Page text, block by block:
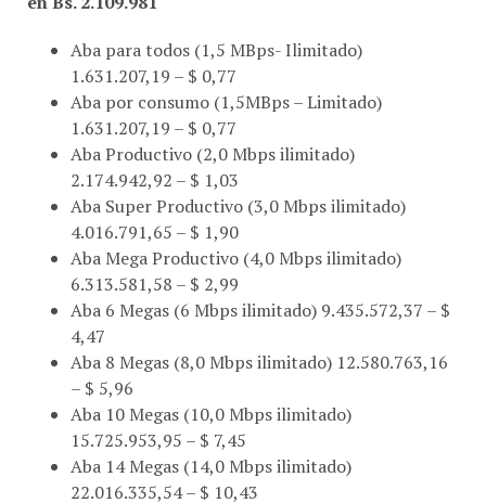
1.631.207,19 – $ 0,77
Aba por consumo (1,5MBps – Limitado)
1.631.207,19 – $ 0,77
Aba Productivo (2,0 Mbps ilimitado)
2.174.942,92 – $ 1,03
Aba Super Productivo (3,0 Mbps ilimitado)
4.016.791,65 – $ 1,90
Aba Mega Productivo (4,0 Mbps ilimitado)
6.313.581,58 – $ 2,99
Aba 6 Megas (6 Mbps ilimitado) 9.435.572,37 – $
4,47
Aba 8 Megas (8,0 Mbps ilimitado) 12.580.763,16
– $ 5,96
Aba 10 Megas (10,0 Mbps ilimitado)
15.725.953,95 – $ 7,45
Aba 14 Megas (14,0 Mbps ilimitado)
22.016.335,54 – $ 10,43